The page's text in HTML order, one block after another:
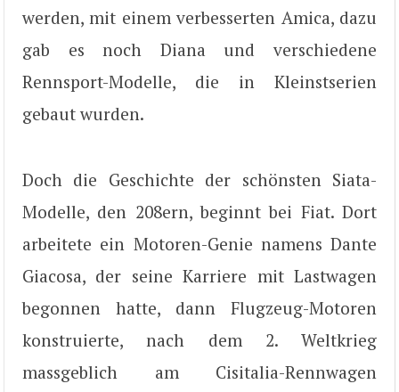
werden, mit einem verbesserten Amica, dazu
gab es noch Diana und verschiedene
Rennsport-Modelle, die in Kleinstserien
gebaut wurden.
Doch die Geschichte der schönsten Siata-
Modelle, den 208ern, beginnt bei Fiat. Dort
arbeitete ein Motoren-Genie namens Dante
Giacosa, der seine Karriere mit Lastwagen
begonnen hatte, dann Flugzeug-Motoren
konstruierte, nach dem 2. Weltkrieg
massgeblich am Cisitalia-Rennwagen